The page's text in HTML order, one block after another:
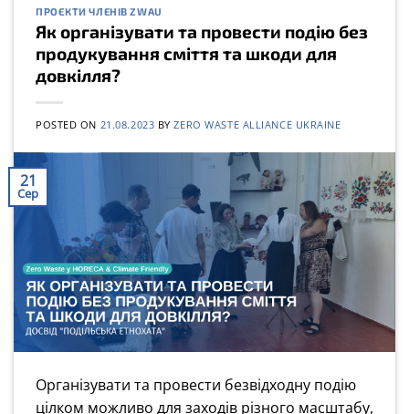
ПРОЄКТИ ЧЛЕНІВ ZWAU
Як організувати та провести подію без
продукування сміття та шкоди для
довкілля?
POSTED ON 21.08.2023 BYZERO WASTE ALLIANCE UKRAINE
21
Сер
Організувати та провести безвідходну подію
цілком можливо для заходів різного масштабу,